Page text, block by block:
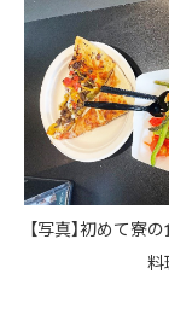
【写真】初めて寮
料